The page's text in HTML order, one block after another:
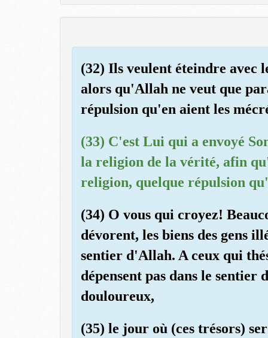
(32) Ils veulent éteindre avec
alors qu'Allah ne veut que
répulsion qu'en aient les
(33) C'est Lui qui a envoyé
la religion de la vérité, afin
religion, quelque répulsion
(34) O vous qui croyez!
dévorent, les biens des gens
sentier d'Allah. A ceux qui
dépensent pas dans le
douloureux,
(35) le jour où (ces trésors)